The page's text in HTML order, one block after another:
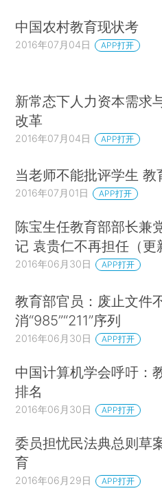
中国农村教育现状考
2016年07月04日 APP打开
新常态下人力资本需求
改革
2016年07月04日 APP打开
当老师不能批评学生 教
2016年07月01日 APP打开
陈宝生任教育部部长兼
记 袁贵仁不再担任（更
2016年06月30日 APP打开
教育部官员：废止文件
消“985”“211”序列
2016年06月30日 APP打开
中国计算机学会呼吁：
排名
2016年06月30日 APP打开
委员担忧民法典总则草
育
2016年06月29日 APP打开